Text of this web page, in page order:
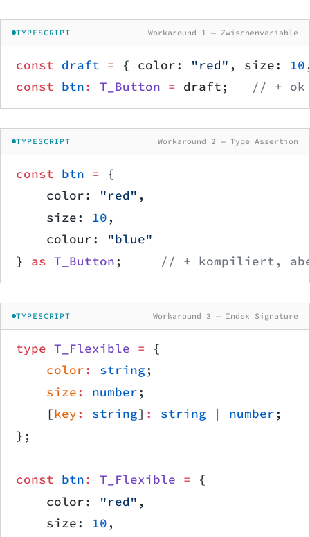
TYPESCRIPT Workaround 1 — Zwischenvariable
const draft = { color: "red" , size: 10
const btn: T_Button = draft; // + ok
TYPESCRIPT Workaround 2 — Type Assertion
const btn = {
    color:
"red" ,
    size:
10,
    colour:
"blue"
} as T_Button; // + kompiliert,
TYPESCRIPT Workaround 3 — Index Signature
type T_Flexible = {
    color
: string;
    size
: number;
    [
key: string] : string | number;
};
const btn: T_Flexible = {
    color:
"red" ,
    size:
10,